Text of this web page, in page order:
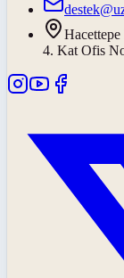
4. Kat Ofis